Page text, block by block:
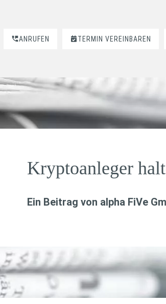
ANRUFEN TERMIN VEREINBAREN
Kryptoanleger
Ein Beitrag von alpha FiVe